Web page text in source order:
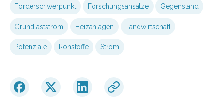
Förderschwerpunkt Forschungsansätze Gegenstand
Grundlaststrom Heizanlagen Landwirtschaft
Potenziale Rohstoffe Strom